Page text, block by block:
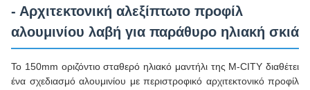
- Αρχιτεκτονική αλεξίπτωτο προφίλ
αλουμινίου λαβή για παράθυρο ηλιακή σκιά
Το 150mm οριζόντιο σταθερό ηλιακό μαντήλι της M-CITY διαθέτει
ένα σχεδιασμό αλουμινίου με περιστροφικό αρχιτεκτονικό προφίλ